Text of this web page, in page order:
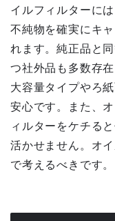
イルフィルターに
不純物を確実にキ
れます。純正品と
つ社外品も多数存
大容量タイプやろ
安心です。また、
ィルターをケチる
活かせません。オ
で考えるべきです。